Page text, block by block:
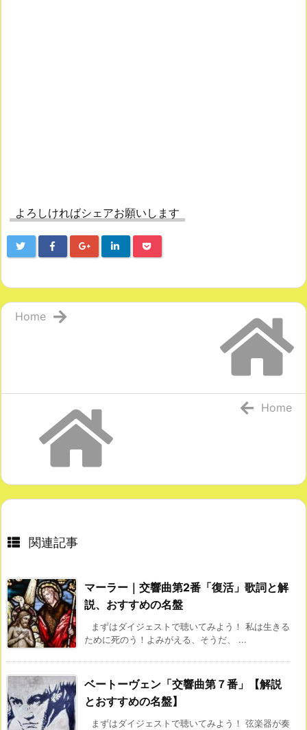
よろしければシェアお願いします
Home
Home
関連記事
マーラー｜交響曲第2番「復活」歌詞と解
説、おすすめの名盤
まずはダイジェストで聴いてみよう！ 私は生きる
ために死のう！よみがえる、そうだ、 ...
ベートーヴェン「交響曲第７番」【解説
とおすすめの名盤】
まずはダイジェストで聴いてみよう！ 弦楽器が奏